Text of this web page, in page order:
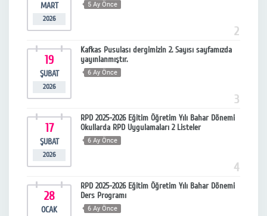
MART
2026
5 Ay Önce
2
19
ŞUBAT
2026
Kafkas Pusulası dergimizin 2. Sayısı sayfamızda
yayınlanmıştır.
6 Ay Önce
3
17
ŞUBAT
2026
RPD 2025-2026 Eğitim Öğretim Yılı Bahar Dönemi
Okullarda RPD Uygulamaları 2 Listeler
6 Ay Önce
4
28
OCAK
RPD 2025-2026 Eğitim Öğretim Yılı Bahar Dönemi
Ders Programı
6 Ay Önce